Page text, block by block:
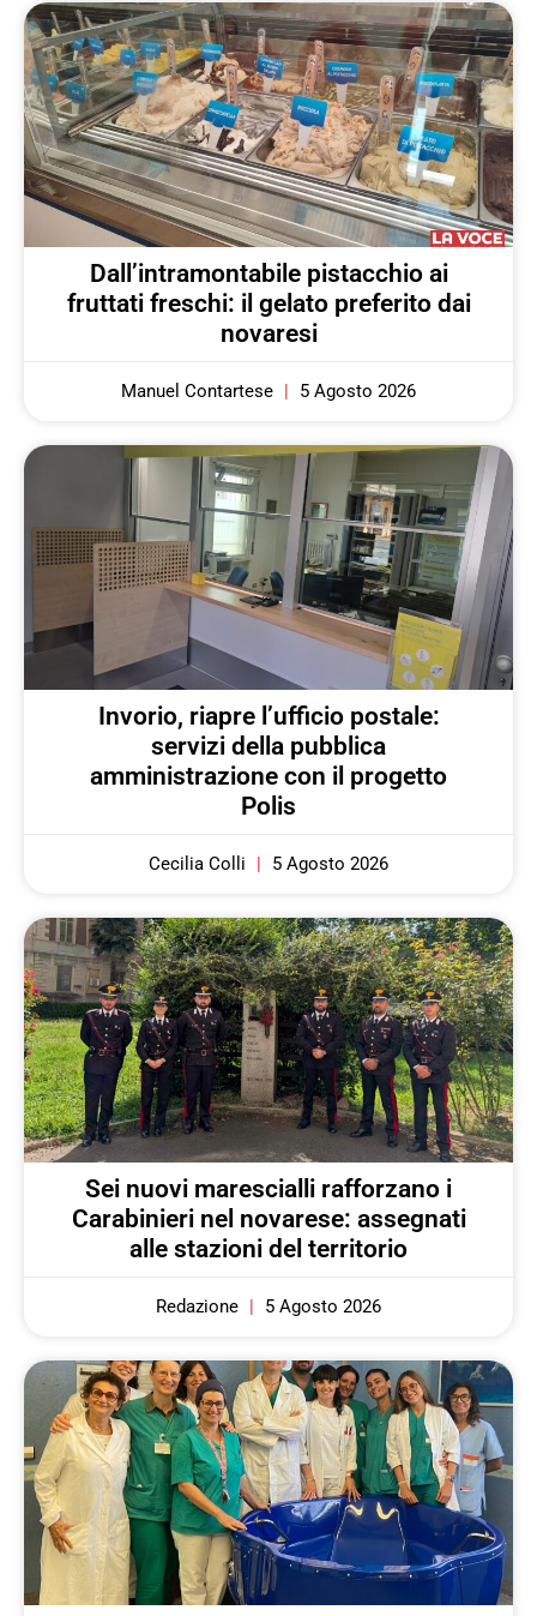
Dall’intramontabile pistacchio ai
fruttati freschi: il gelato preferito dai
novaresi
Manuel Contartese 5 Agosto 2026
Invorio, riapre l’ufficio postale:
servizi della pubblica
amministrazione con il progetto
Polis
Cecilia Colli 5 Agosto 2026
Sei nuovi marescialli rafforzano i
Carabinieri nel novarese: assegnati
alle stazioni del territorio
Redazione 5 Agosto 2026